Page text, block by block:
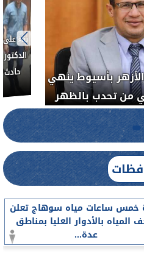
بناءً
حادث
بأسيوط ينهي
من تحدب بالظهر
خمس ساعات مياه سوهاج تعلن
المياه بالأدوار العليا بمناطق
عدة...